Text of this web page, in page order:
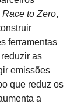
to Zero,
ferramentas
as
emissões
que reduz os
a